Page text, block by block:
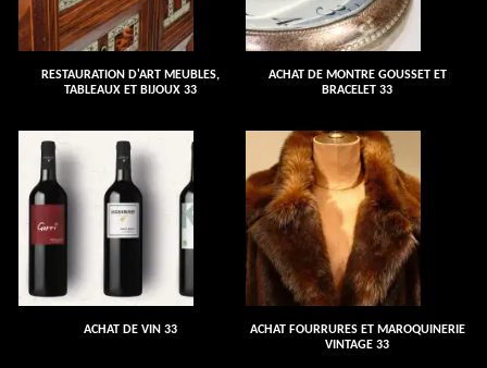
RESTAURATION D'ART MEUBLES,
TABLEAUX ET BIJOUX 33
ACHAT DE MONTRE GOUSSET ET
BRACELET 33
ACHAT DE VIN 33
ACHAT FOURRURES ET MAROQUINERIE
VINTAGE 33